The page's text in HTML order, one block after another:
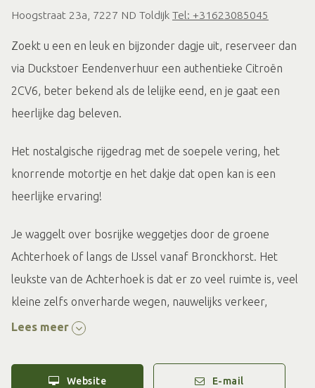
Hoogstraat 23a, 7227 ND Toldijk Tel: +31623085045
Zoekt u een en leuk en bijzonder dagje uit, reserveer dan
via Duckstoer Eendenverhuur een authentieke Citroën
2CV6, beter bekend als de lelijke eend, en je gaat een
heerlijke dag beleven.
Het nostalgische rijgedrag met de soepele vering, het
knorrende motortje en het dakje dat open kan is een
heerlijke ervaring!
Je waggelt over bosrijke weggetjes door de groene
Achterhoek of langs de IJssel vanaf Bronckhorst. Het
leukste van de Achterhoek is dat er zo veel ruimte is, veel
kleine zelfs onverharde wegen, nauwelijks verkeer,
ontzettend veel groen, bos en weilanden.
Om het dagje compleet te maken kan er aanvullend een
picknickbox worden gereserveerd. Een plaatselijke
Lees meer
Website E-mail